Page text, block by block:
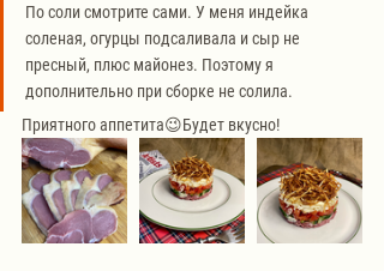
По соли смотрите сами. У меня индейка
соленая, огурцы подсаливала и сыр не
пресный, плюс майонез. Поэтому я
дополнительно при сборке не солила.
Приятного аппетита😉Будет вкусно!